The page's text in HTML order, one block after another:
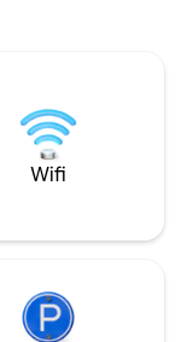
Wifi